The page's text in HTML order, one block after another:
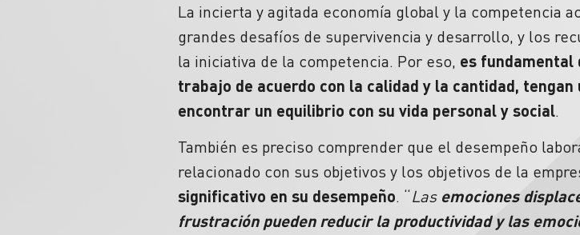
La incierta y agitada economía global y la competencia
grandes desafíos de supervivencia y desarrollo, y los
la iniciativa de la competencia. Por eso, es fundamental
trabajo de acuerdo con la calidad y la cantidad, tengan
encontrar un equilibrio con su vida personal y social.
También es preciso comprender que el desempeño
relacionado con sus objetivos y los objetivos de la
significativo en su desempeño. “Las emociones
frustración pueden reducir la productividad y las